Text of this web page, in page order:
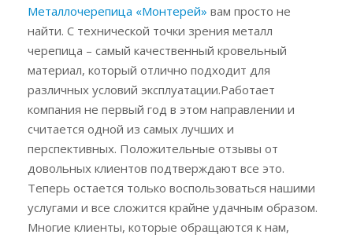
Металлочерепица «Монтерей» вам просто не
найти. С технической точки зрения металл
черепица – самый качественный кровельный
материал, который отлично подходит для
различных условий эксплуатации.Работает
компания не первый год в этом направлении и
считается одной из самых лучших и
перспективных. Положительные отзывы от
довольных клиентов подтверждают все это.
Теперь остается только воспользоваться нашими
услугами и все сложится крайне удачным образом.
Многие клиенты, которые обращаются к нам,